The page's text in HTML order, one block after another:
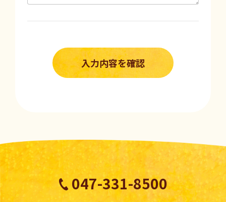
047-331-8500